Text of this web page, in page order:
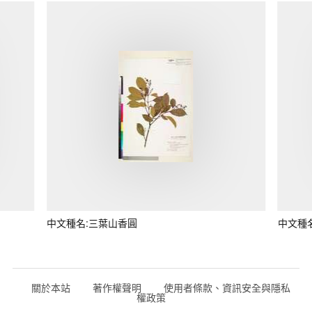
中文種名:三葉山香圓 中文種
關於本站 著作權聲明 使用者條款、資訊安全與隱私
權政策